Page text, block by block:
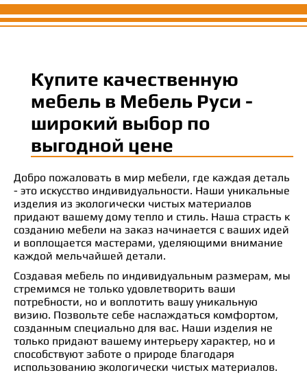
Купите качественную
мебель в Мебель Руси -
широкий выбор по
выгодной цене
Добро пожаловать в мир мебели, где каждая деталь
- это искусство индивидуальности. Наши уникальные
изделия из экологически чистых материалов
придают вашему дому тепло и стиль. Наша страсть к
созданию мебели на заказ начинается с ваших идей
и воплощается мастерами, уделяющими внимание
каждой мельчайшей детали.
Создавая мебель по индивидуальным размерам, мы
стремимся не только удовлетворить ваши
потребности, но и воплотить вашу уникальную
визию. Позвольте себе наслаждаться комфортом,
созданным специально для вас. Наши изделия не
только придают вашему интерьеру характер, но и
способствуют заботе о природе благодаря
использованию экологически чистых материалов.